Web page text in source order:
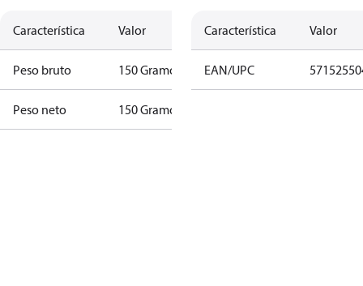
Característica Valor
Peso bruto 150 Gramo
Peso neto 150 Gramo
Característica Valor
EAN/UPC